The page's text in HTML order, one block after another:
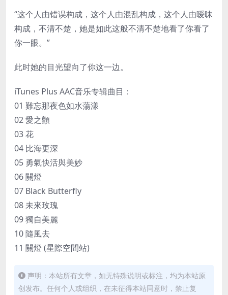
“这个人由错误构成，这个人由混乱构成，这个人由暧昧
构成，不清不楚，她是如此这般不清不楚地看了你看了
你一眼。”
此时她的目光望向了你这一边。
iTunes Plus AAC音乐专辑曲目：
01 難忘那夜色如水蕩漾
02 愛之顫
03 花
04 比海更深
05 勇氣快活與美妙
06 關燈
07 Black Butterfly
08 未來玫瑰
09 獨自美麗
10 隨風去
11 關燈 (星際空間站)
声明：本站所有文章，如无特殊说明或标注，均为本站原
创发布。任何个人或组织，在未征得本站同意时，禁止复